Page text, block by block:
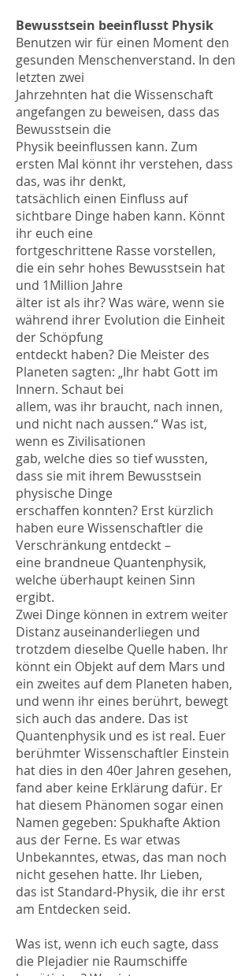
Bewusstsein beeinflusst Physik
Benutzen wir für einen Moment den
gesunden Menschenverstand. In den
letzten zwei
Jahrzehnten hat die Wissenschaft
angefangen zu beweisen, dass das
Bewusstsein die
Physik beeinflussen kann. Zum
ersten Mal könnt ihr verstehen, dass
das, was ihr denkt,
tatsächlich einen Einfluss auf
sichtbare Dinge haben kann. Könnt
ihr euch eine
fortgeschrittene Rasse vorstellen,
die ein sehr hohes Bewusstsein hat
und 1Million Jahre
älter ist als ihr? Was wäre, wenn sie
während ihrer Evolution die Einheit
der Schöpfung
entdeckt haben? Die Meister des
Planeten sagten: „Ihr habt Gott im
Innern. Schaut bei
allem, was ihr braucht, nach innen,
und nicht nach aussen.“ Was ist,
wenn es Zivilisationen
gab, welche dies so tief wussten,
dass sie mit ihrem Bewusstsein
physische Dinge
erschaffen konnten? Erst kürzlich
haben eure Wissenschaftler die
Verschränkung entdeckt –
eine brandneue Quantenphysik,
welche überhaupt keinen Sinn
ergibt.
Zwei Dinge können in extrem weiter
Distanz auseinanderliegen und
trotzdem dieselbe Quelle haben. Ihr
könnt ein Objekt auf dem Mars und
ein zweites auf dem Planeten haben,
und wenn ihr eines berührt, bewegt
sich auch das andere. Das ist
Quantenphysik und es ist real. Euer
berühmter Wissenschaftler Einstein
hat dies in den 40er Jahren gesehen,
fand aber keine Erklärung dafür. Er
hat diesem Phänomen sogar einen
Namen gegeben: Spukhafte Aktion
aus der Ferne. Es war etwas
Unbekanntes, etwas, das man noch
nicht gesehen hatte. Ihr Lieben,
das ist Standard-Physik, die ihr erst
am Entdecken seid.
Was ist, wenn ich euch sagte, dass
die Plejadier nie Raumschiffe